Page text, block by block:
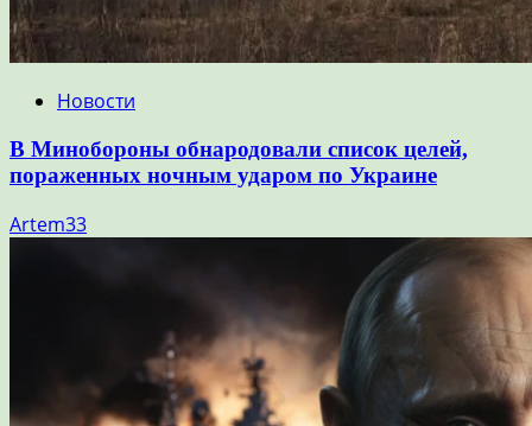
Новости
В Минобороны обнародовали список целей,
пораженных ночным ударом по Украине
Artem33